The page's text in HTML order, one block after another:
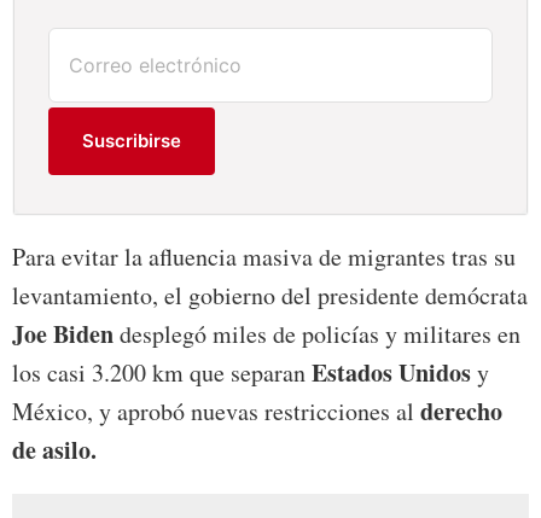
Suscribirse
Para evitar la afluencia masiva de migrantes tras su
levantamiento, el gobierno del presidente demócrata
Joe Bidendesplegó miles de policías y militares en
los casi 3.200 km que separanEstados Unidosy
México, y aprobó nuevas restricciones al derecho
de asilo.